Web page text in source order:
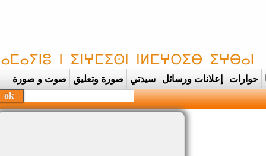
حوارات إعلانات ورسائل سيدتي صورة وتعليق صوت و صورة